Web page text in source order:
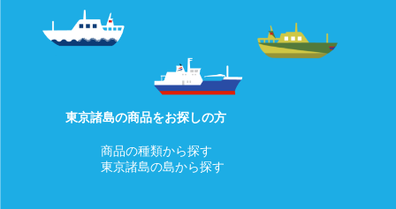
東京諸島の商品をお探しの方
商品の種類から探す
東京諸島の島から探す